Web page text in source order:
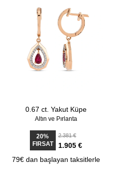
0.67 ct. Yakut Küpe
Altın ve Pırlanta
20%
FIRSAT
2.381 €
1.905 €
79€ dan başlayan taksitlerle